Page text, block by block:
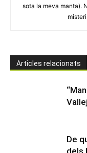
sota la meva manta).
Articles relacionats
De